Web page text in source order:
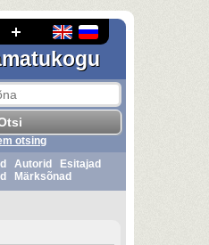
otsing
Autorid
Esitajad
Märksõnad